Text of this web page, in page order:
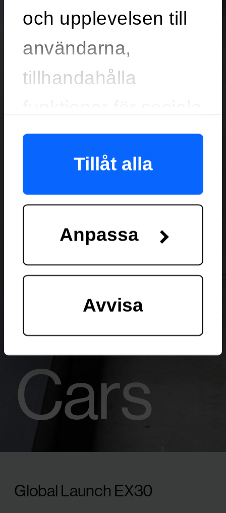
och upplevelsen till
användarna,
tillhandahålla
medier och
analysera vår trafik.
Vi vidarebefordrar
även sådana
identifierare och
annan information
från din enhet till de
annons- och
analysföretag som vi
kombinera
Tillåt alla
Anpassa
Avvisa
Volvo
Cars
Global Launch EX30